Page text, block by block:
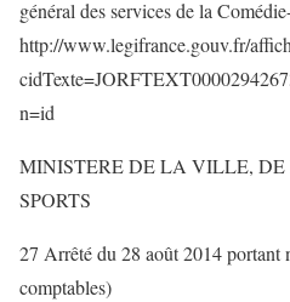
général des services de la
http://www.legifrance.gouv.fr/
n=id
MINISTERE DE LA VILLE, DE
SPORTS
27 Arrêté du 28 août 2014 portant
comptables)